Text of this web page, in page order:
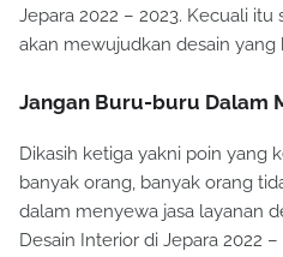
Jepara 2022 – 2023. Kecuali
akan mewujudkan desain yang
Jangan Buru-buru Dalam
Dikasih ketiga yakni poin yang
banyak orang, banyak orang
dalam menyewa jasa layanan
Desain Interior di Jepara 2022